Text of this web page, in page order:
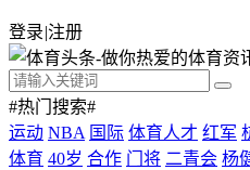
登录|注册
#热门搜索#
运动 NBA 国际 体育人才 红军
体育 40岁 合作 门将 二青会 杨